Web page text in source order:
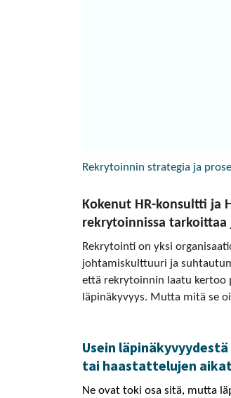
Rekrytoinnin strategia ja
Kokenut HR-konsultti ja
rekrytoinnissa tarkoittaa
Rekrytointi on yksi
johtamiskulttuuri ja
että rekrytoinnin laatu kertoo
läpinäkyvyys. Mutta mitä se
Usein
tai haastattelujen
Ne ovat toki osa sitä, mutta